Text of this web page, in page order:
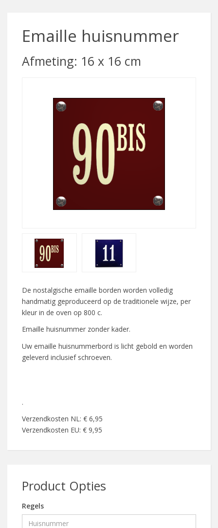
Emaille huisnummer
Afmeting: 16 x 16 cm
De nostalgische emaille borden worden volledig
handmatig geproduceerd op de traditionele wijze, per
kleur in de oven op 800 c.
Emaille huisnummer zonder kader.
Uw emaille huisnummerbord is licht gebold en worden
geleverd inclusief schroeven.
.
Verzendkosten NL: € 6,95
Verzendkosten EU: € 9,95
Product Opties
Regels